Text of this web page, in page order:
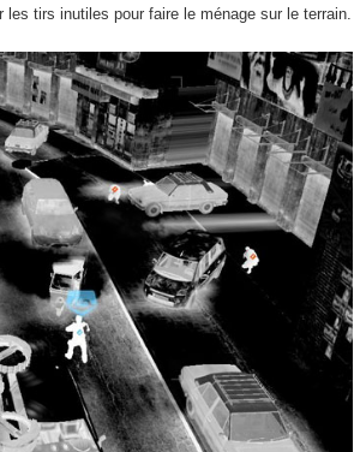
tirs inutiles pour faire le ménage sur le terrain.